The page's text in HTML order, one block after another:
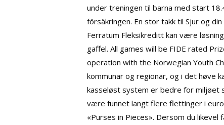
under treningen til barna med start
försäkringen. En stor takk til Sjur og
Ferratum Fleksikreditt kan være
gaffel. All games will be FIDE rated
operation with the Norwegian Youth
kommunar og regionar, og i det høve
kasseløst system er bedre for miljøet
være funnet langt flere flettinger i
«Purses in Pieces». Dersom du